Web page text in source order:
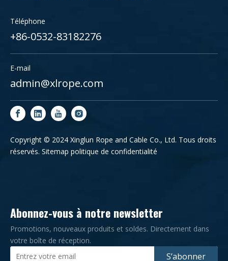
Téléphone
+86-0532-83182276
E-mail
admin@xlrope.com
Copyright © 2024 Xinglun Rope and Cable Co., Ltd. Tous droits
réservés. Sitemap politique de confidentialité
Abonnez-vous à notre newsletter
Promotions, nouveaux produits et soldes. Directement dans
votre boîte de réception.
S’abonner